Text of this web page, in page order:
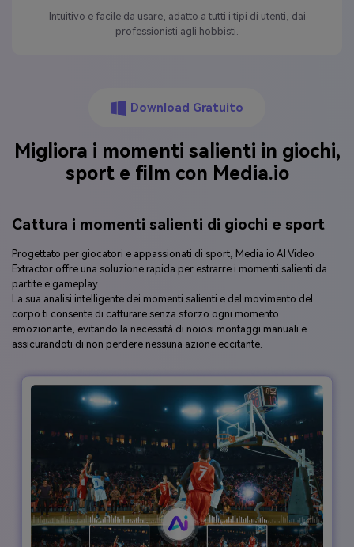
Intuitivo e facile da usare, adatto a tutti i tipi di utenti, dai
professionisti agli hobbisti.
Download Gratuito
Migliora i momenti salienti in giochi,
sport e film con Media.io
Cattura i momenti salienti di giochi e sport
Progettato per giocatori e appassionati di sport, Media.io AI Video
Extractor offre una soluzione rapida per estrarre i momenti salienti da
partite e gameplay.
La sua analisi intelligente dei momenti salienti e del movimento del
corpo ti consente di catturare senza sforzo ogni momento
emozionante, evitando la necessità di noiosi montaggi manuali e
assicurandoti di non perdere nessuna azione eccitante.